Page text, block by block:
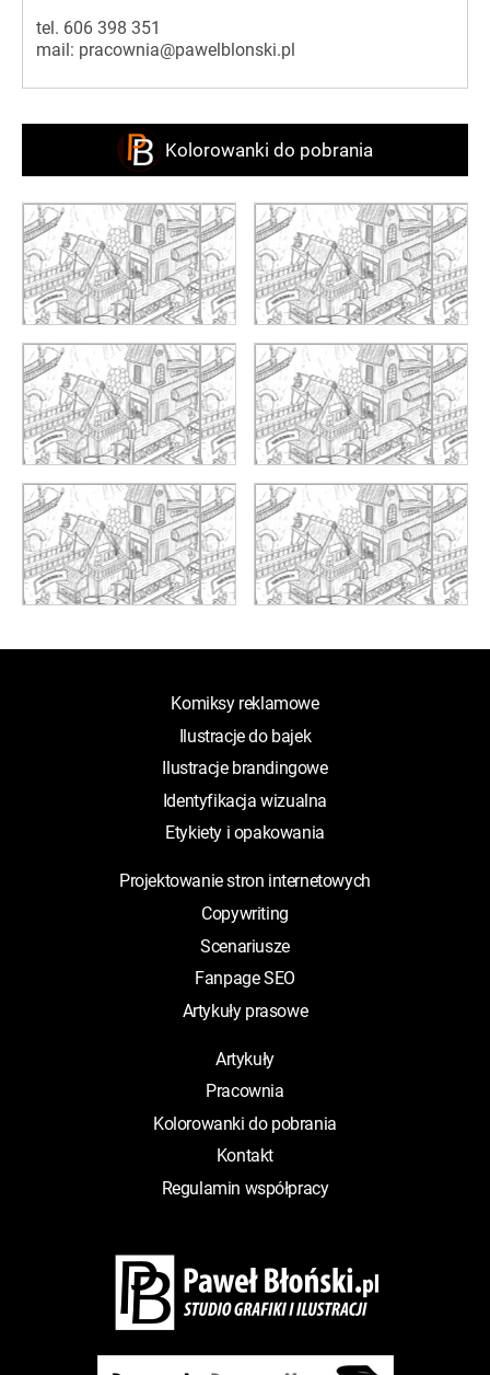
tel. 606 398 351
mail: pracownia@pawelblonski.pl
Kolorowanki do pobrania
Komiksy reklamowe
Ilustracje do bajek
Ilustracje brandingowe
Identyfikacja wizualna
Etykiety i opakowania
Projektowanie stron internetowych
Copywriting
Scenariusze
Fanpage SEO
Artykuły prasowe
Artykuły
Pracownia
Kolorowanki do pobrania
Kontakt
Regulamin współpracy